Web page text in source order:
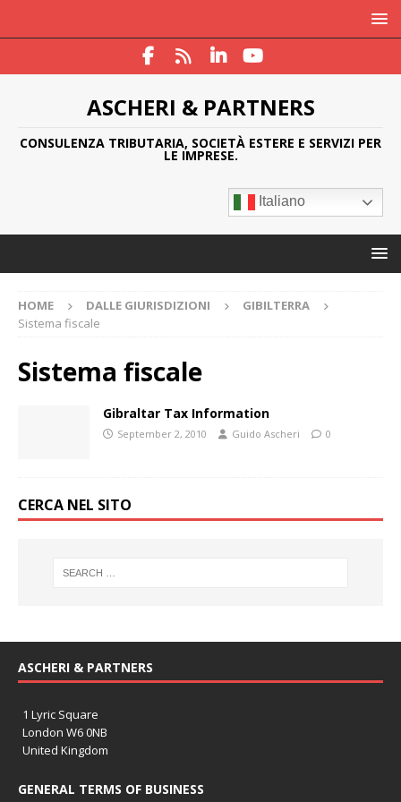
ASCHERI & PARTNERS
CONSULENZA TRIBUTARIA, SOCIETÀ ESTERE E SERVIZI PER
LE IMPRESE.
Italiano
HOME DALLE GIURISDIZIONI
GIBILTERRA
Sistema fiscale
Sistema fiscale
Gibraltar Tax Information
September 2, 2010 Guido Ascheri 0
CERCA NEL SITO
ASCHERI & PARTNERS
1 Lyric Square
London W6 0NB
United Kingdom
GENERAL TERMS OF BUSINESS